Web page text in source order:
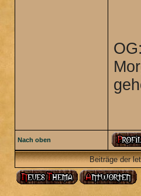
Nach oben
Beiträge der